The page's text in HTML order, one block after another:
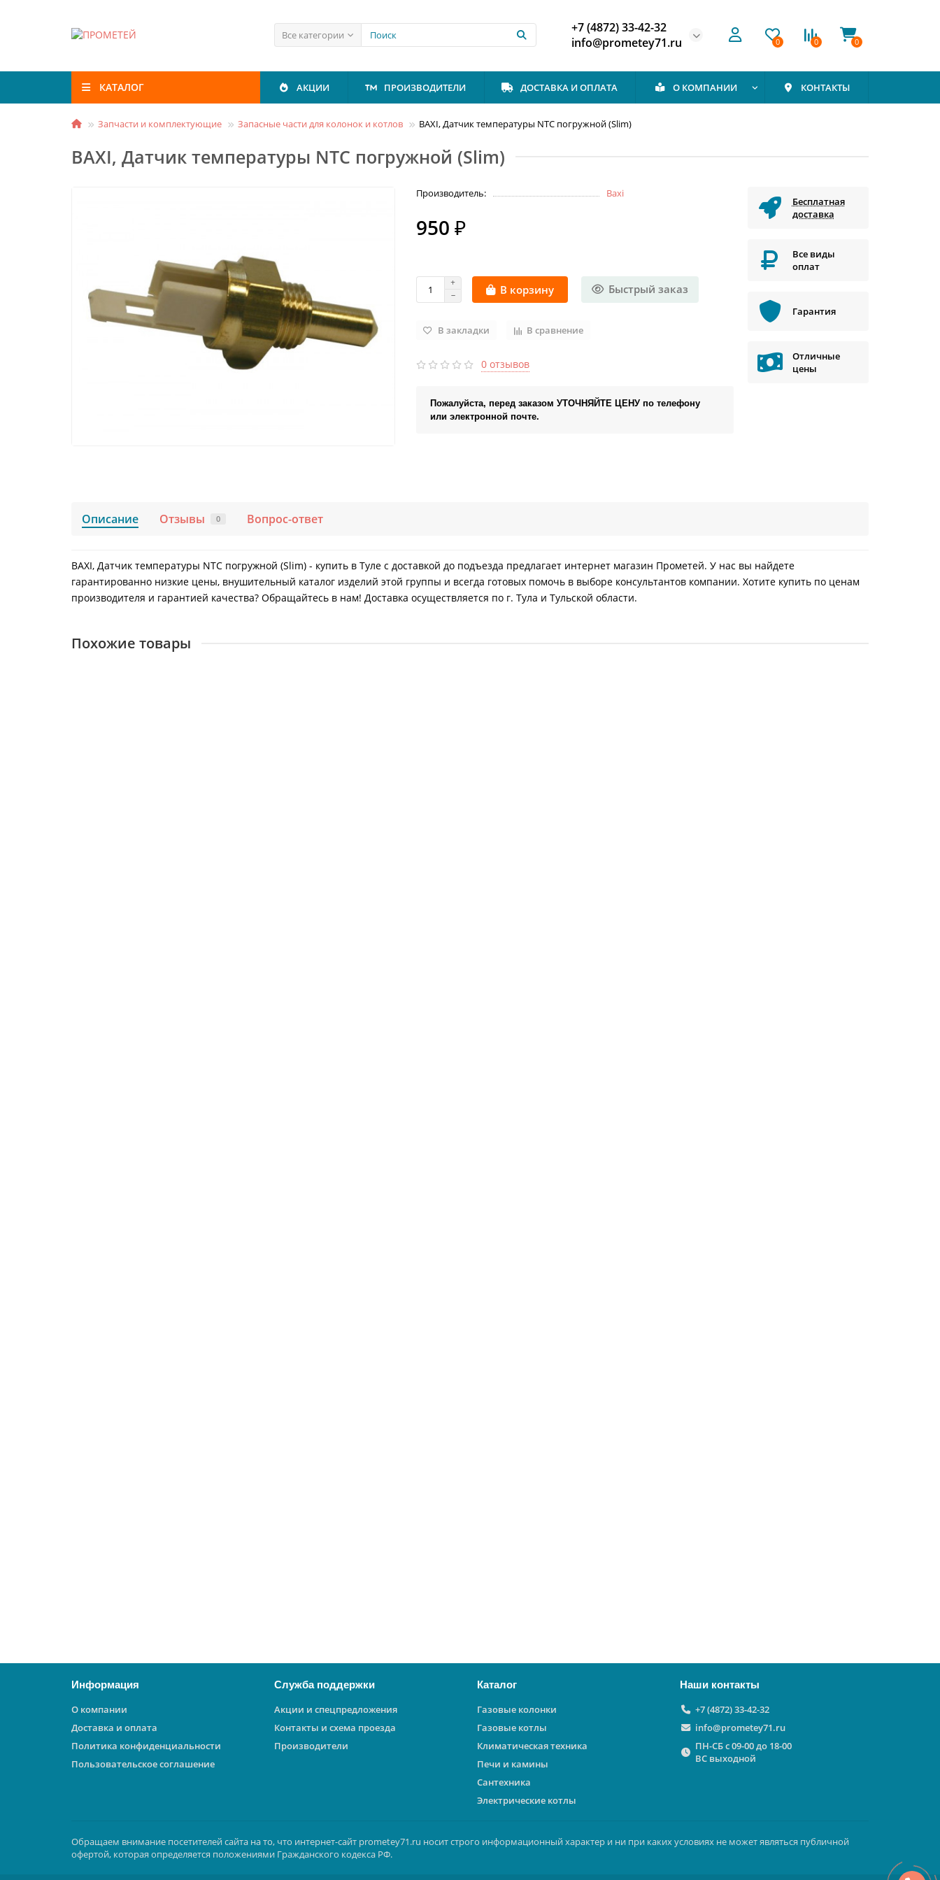
Все категории
+7 (4872) 33-42-32
info@prometey71.ru
0 0 0
КАТАЛОГ АКЦИИ ПРОИЗВОДИТЕЛИ ДОСТАВКА И ОПЛАТА О КОМПАНИИ КОНТАКТЫ
Запчасти и комплектующие Запасные части для колонок и котлов BAXI, Датчик температуры NTC погружной (Slim)
BAXI, Датчик температуры NTC погружной (Slim)
Производитель: Baxi
950 ₽
В корзину Быстрый заказ
В закладки В сравнение
0 отзывов
Пожалуйста, перед заказом УТОЧНЯЙТЕ ЦЕНУ по телефону
или электронной почте.
Бесплатная
доставка
Все виды
оплат
Гарантия
Отличные
цены
Описание Отзывы 0 Вопрос-ответ
BAXI, Датчик температуры NTC погружной (Slim) - купить в Туле с доставкой до подъезда предлагает интернет магазин Прометей. У нас вы найдете
гарантированно низкие цены, внушительный каталог изделий этой группы и всегда готовых помочь в выборе консультантов компании. Хотите купить по ценам
производителя и гарантией качества? Обращайтесь в нам! Доставка осуществляется по г. Тула и Тульской области.
Похожие товары
Информация
О компании
Доставка и оплата
Политика конфиденциальности
Пользовательское соглашение
Служба поддержки
Акции и спецпредложения
Контакты и схема проезда
Производители
Каталог
Газовые колонки
Газовые котлы
Климатическая техника
Печи и камины
Сантехника
Электрические котлы
Наши контакты
+7 (4872) 33-42-32
info@prometey71.ru
ПН-СБ с 09-00 до 18-00
ВС выходной
Обращаем внимание посетителей сайта на то, что интернет-сайт prometey71.ru носит строго информационный характер и ни при каких условиях не может являться публичной
офертой, которая определяется положениями Гражданского кодекса РФ.